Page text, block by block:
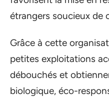
étrangers soucieux de
Grâce à cette
petites exploitations
débouchés et
biologique, éco-